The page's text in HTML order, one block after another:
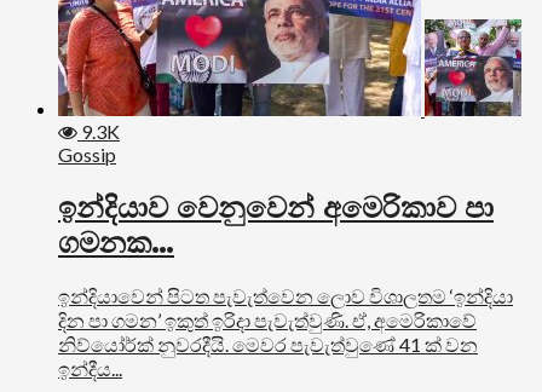
9.3K
Gossip
ඉන්දියාව වෙනුවෙන් අමෙරිකාව පා
ගමනක…
ඉන්දියාවෙන් පිටත පැවැත්වෙන ලොව විශාලතම ‘ඉන්දියා
දින පා ගමන’ ඉකුත් ඉරිදා පැවැත්වුණි. ඒ, අමෙරිකාවේ
නිව්යෝර්ක් නුවරදීයි. මෙවර පැවැත්වුණේ 41 ක් වන
ඉන්දීය...